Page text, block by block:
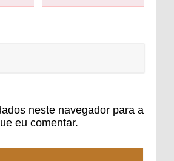
neste navegador para a
eu comentar.